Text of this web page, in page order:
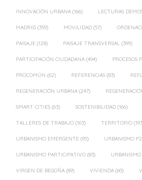
INNOVACIÓN URBANA (166) LECTURAS
MADRID (359) MOVILIDAD (57)
PAISAJE (128) PAISAJE TRANSVERSAL (399)
PARTICIPACIÓN CIUDADANA (494) PROCESOS
PROCOMÚN (62) REFERENCIAS (83)
REGENERACIÓN URBANA (247)
SMART CITIES (63) SOSTENIBILIDAD (166)
TALLERES DE TRABAJO (163) TERRITORIO
URBANISMO EMERGENTE (95) URBANISMO
URBANISMO PARTICIPATIVO (83)
VIRGEN DE BEGOÑA (89) VIVIENDA (60)